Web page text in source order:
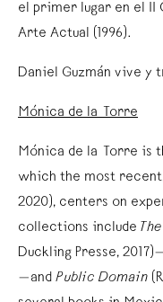
el primer lugar en el II
Arte Actual (1996).
Daniel Guzmán vive y
Mónica de la Torre
Mónica de la Torre is
which the most
2020), centers on
collections include
Duckling Presse,
—and Public Domain